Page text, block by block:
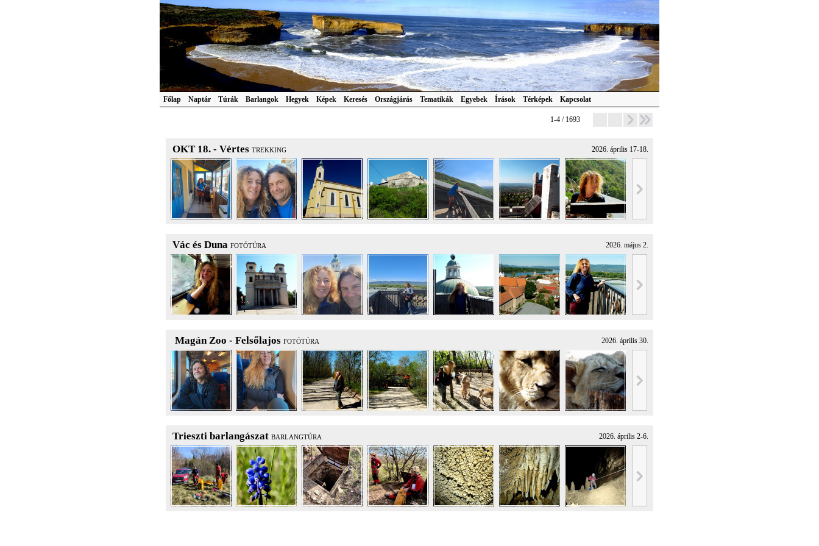
Főlap Naptár Túrák Barlangok Hegyek Képek Keresés Országjárás Tematikák Egyebek Írások Térképek Kapcsolat
1-4 / 1693
OKT 18. - Vértes TREKKING 2026. április 17-18.
Vác és Duna FOTÓTÚRA 2026. május 2.
Magán Zoo - Felsőlajos FOTÓTÚRA 2026. április 30.
Trieszti barlangászat BARLANGTÚRA 2026. április 2-6.